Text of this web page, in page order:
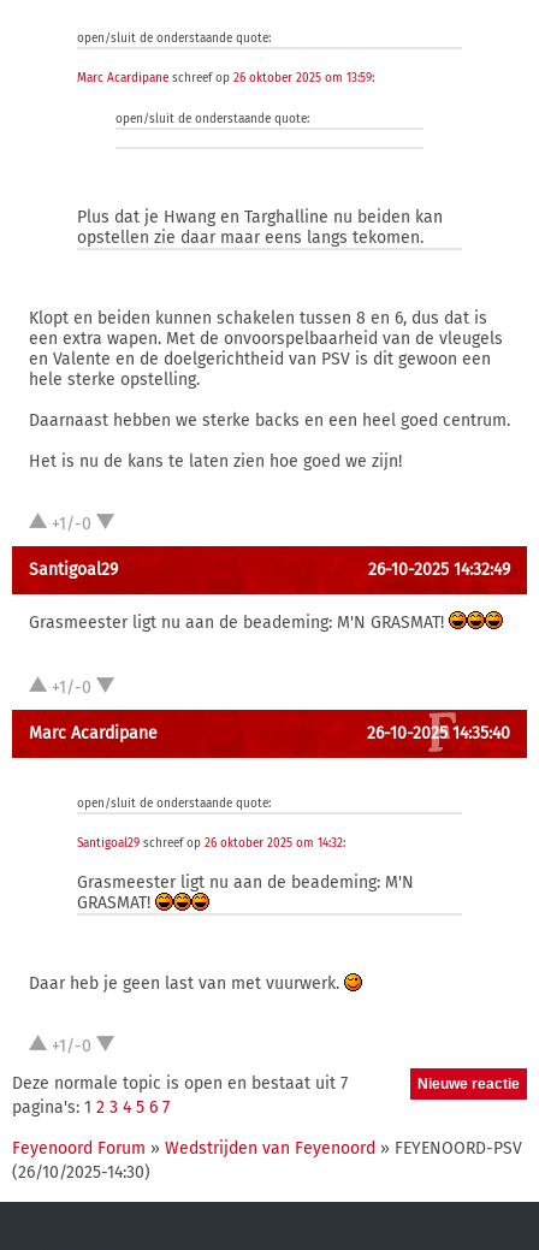
open/sluit de onderstaande quote:
Marc Acardipane schreef op 26 oktober 2025 om 13:59:
open/sluit de onderstaande quote:
Plus dat je Hwang en Targhalline nu beiden kan
opstellen zie daar maar eens langs tekomen.
Klopt en beiden kunnen schakelen tussen 8 en 6, dus dat is
een extra wapen. Met de onvoorspelbaarheid van de vleugels
en Valente en de doelgerichtheid van PSV is dit gewoon een
hele sterke opstelling.
Daarnaast hebben we sterke backs en een heel goed centrum.
Het is nu de kans te laten zien hoe goed we zijn!
+1/-0
Santigoal29 26-10-2025 14:32:49
Grasmeester ligt nu aan de beademing: M'N GRASMAT!
+1/-0
Marc Acardipane 26-10-2025 14:35:40
open/sluit de onderstaande quote:
Santigoal29 schreef op 26 oktober 2025 om 14:32:
Grasmeester ligt nu aan de beademing: M'N
GRASMAT!
Daar heb je geen last van met vuurwerk.
+1/-0
Deze normale topic is open en bestaat uit 7
pagina's: 1 2 3 4 5 6 7
Feyenoord Forum » Wedstrijden van Feyenoord » FEYENOORD-PSV
(26/10/2025-14:30)